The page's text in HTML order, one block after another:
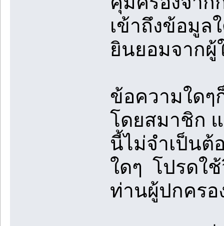
เข้าถึงข้อมูล
ยินยอมจากผู้
ข้อความใดๆ
โดยสมาชิก
นี้ไม่จำเป็นต้
ใดๆ โปรดใ
ท่านผู้ปกครอ